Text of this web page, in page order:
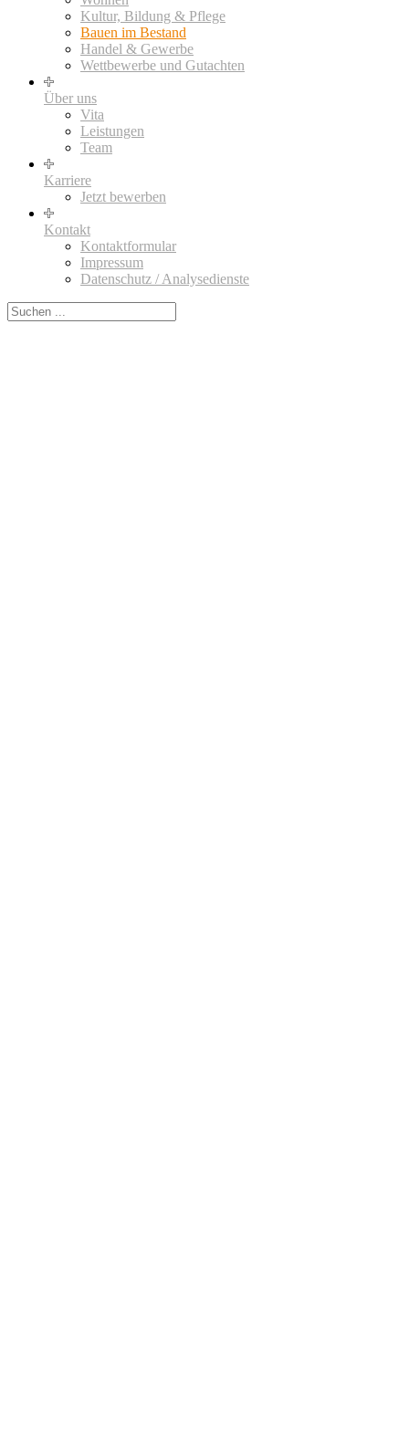
Kultur, Bildung & Pflege
Bauen im Bestand
Handel & Gewerbe
Wettbewerbe und Gutachten
Über uns
Vita
Leistungen
Team
Karriere
Jetzt bewerben
Kontakt
Kontaktformular
Impressum
Datenschutz / Analysedienste